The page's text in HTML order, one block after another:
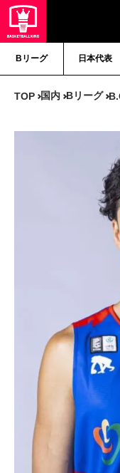
Bリーグ 日本代表
TOP 国内 Bリーグ